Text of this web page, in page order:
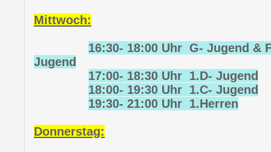
Mittwoch:
16:30- 18:00 Uhr G- Jugend &
Jugend
17:00- 18:30 Uhr 1.D- Jugend
18:00- 19:30 Uhr 1.C- Jugend
19:30- 21:00 Uhr 1.Herren
Donnerstag: